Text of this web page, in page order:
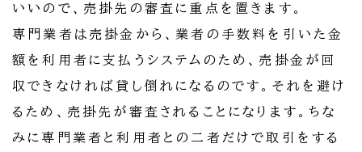
いいので、売掛先の審査に重点を置きます。
専門業者は売掛金から、業者の手数料を引いた金
額を利用者に支払うシステムのため、売掛金が回
収できなければ貸し倒れになるのです。それを避け
るため、売掛先が審査されることになります。ちな
みに専門業者と利用者との二者だけで取引をする